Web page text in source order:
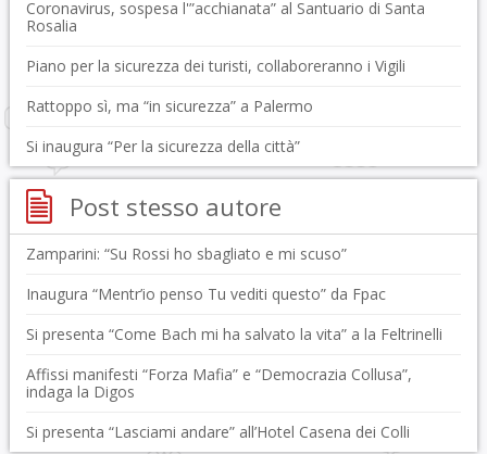
Coronavirus, sospesa l'”acchianata” al Santuario di Santa
Rosalia
Piano per la sicurezza dei turisti, collaboreranno i Vigili
Rattoppo sì, ma “in sicurezza” a Palermo
Si inaugura “Per la sicurezza della città”
Post stesso autore
Zamparini: “Su Rossi ho sbagliato e mi scuso”
Inaugura “Mentr’io penso Tu vediti questo” da Fpac
Si presenta “Come Bach mi ha salvato la vita” a la Feltrinelli
Affissi manifesti “Forza Mafia” e “Democrazia Collusa”,
indaga la Digos
Si presenta “Lasciami andare” all’Hotel Casena dei Colli